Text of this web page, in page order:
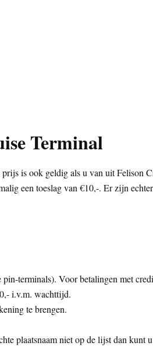
Terminal
is ook geldig als u van uit Felison
een toeslag van €10,-. Er zijn
terminals). Voor betalingen met
i.v.m. wachttijd.
te brengen.
plaatsnaam niet op de lijst dan kunt